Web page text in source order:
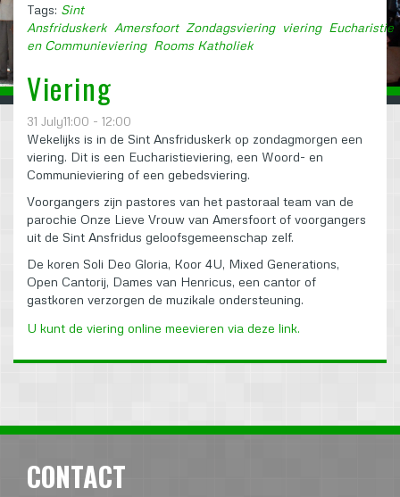
Tags: Sint
Ansfriduskerk Amersfoort Zondagsviering viering Eucharistie
en Communieviering Rooms Katholiek
Viering
31 July11:00 - 12:00
Wekelijks is in de Sint Ansfriduskerk op zondagmorgen een
viering. Dit is een Eucharistieviering, een Woord- en
Communieviering of een gebedsviering.
Voorgangers zijn pastores van het pastoraal team van de
parochie Onze Lieve Vrouw van Amersfoort of voorgangers
uit de Sint Ansfridus geloofsgemeenschap zelf.
De koren Soli Deo Gloria, Koor 4U, Mixed Generations,
Open Cantorij, Dames van Henricus, een cantor of
gastkoren verzorgen de muzikale ondersteuning.
U kunt de viering online meevieren via deze link.
CONTACT